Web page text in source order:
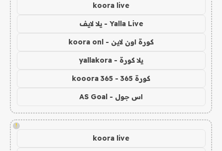
koora live
Yalla Live - يلا لايف
كورة اون لاين - koora onl
يلا كورة - yallakora
كورة 365 - kooora 365
اس جول - AS Goal
!
koora live